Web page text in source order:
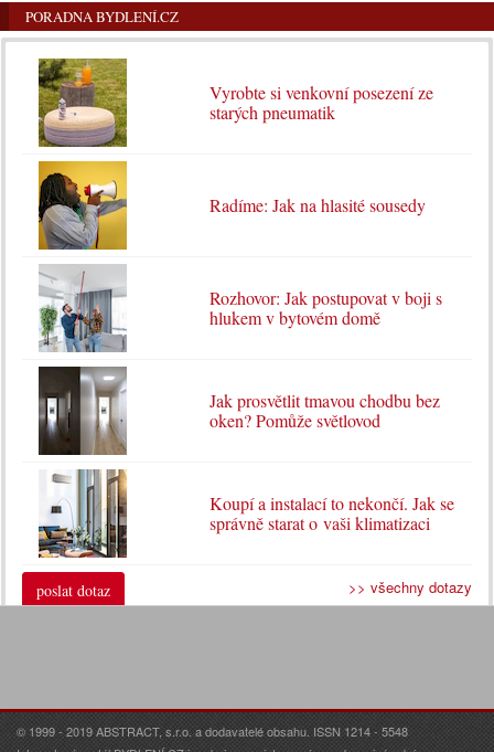
PORADNA BYDLENÍ.CZ
Vyrobte si venkovní posezení ze
starých pneumatik
Radíme: Jak na hlasité sousedy
Rozhovor: Jak postupovat v boji s
hlukem v bytovém domě
Jak prosvětlit tmavou chodbu bez
oken? Pomůže světlovod
Koupí a instalací to nekončí. Jak se
správně starat o vaši klimatizaci
poslat dotaz >> všechny dotazy
© 1999 - 2019 ABSTRACT, s.r.o. a dodavatelé obsahu. ISSN 1214 - 5548